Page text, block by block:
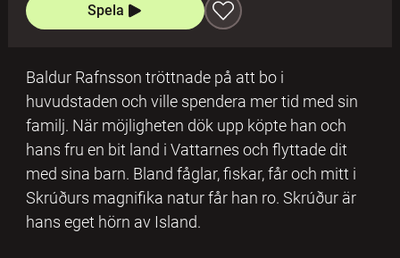
Spela
Baldur Rafnsson tröttnade på att bo i
huvudstaden och ville spendera mer tid med sin
familj. När möjligheten dök upp köpte han och
hans fru en bit land i Vattarnes och flyttade dit
med sina barn. Bland fåglar, fiskar, får och mitt i
Skrúðurs magnifika natur får han ro. Skrúður är
hans eget hörn av Island.